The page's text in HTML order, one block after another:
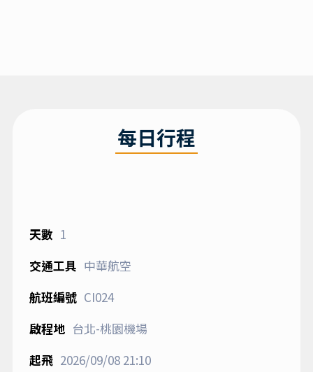
每日行程
1
中華航空
CI024
台北-桃園機場
2026/09/0821:10